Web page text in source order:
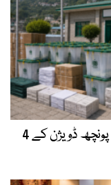
آزاد کشمیر میں انتخابات کا تیسرا مرحلہ، پونچھ ڈویژن کے 4